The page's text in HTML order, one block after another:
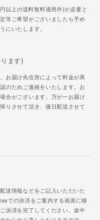
以上の送料無料適用外)が必要と
等ご希望がございましたら予め
にいたします。
ます)
お届け先住所によって料金が異
のためご連絡をいたします。お
合がございます。万が一お届け
りさせて頂き、後日配送させて
送情報などをご記入いただいた
での決済をご案内する画面に移
決済を完了してください。途中